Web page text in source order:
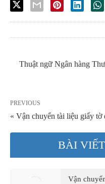
Thuật ngữ Ngân hàng
PREVIOUS
« Vận chuyển tài liệu giấy
BÀI
Vận